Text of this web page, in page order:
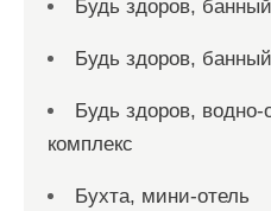
Будь здоров,
Будь здоров,
Будь здоров, водно-
комплекс
Бухта, мини-отель